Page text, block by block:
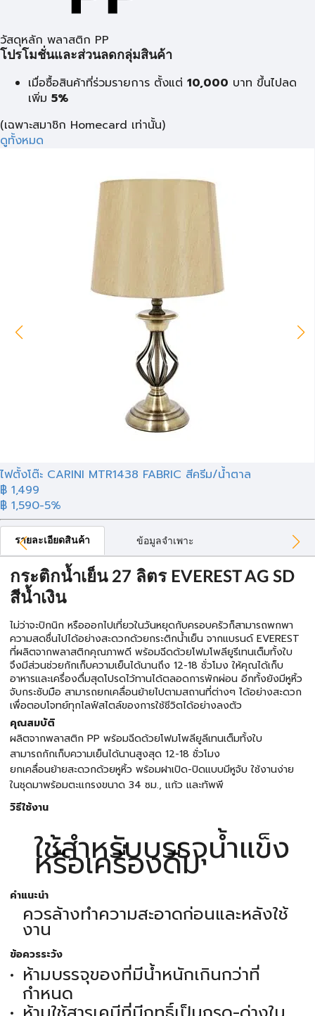
วัสดุหลัก พลาสติก PP
โปรโมชั่นและส่วนลดกลุ่มสินค้า
เมื่อซื้อสินค้าที่ร่วมรายการ ตั้งแต่ 10,000 บาท ขึ้นไปลด
เพิ่ม 5%
(เฉพาะสมาชิก Homecard เท่านั้น)
ดูทั้งหมด
ไฟตั้งโต๊ะ CARINI MTR1438 FABRIC สีครีม/น้ำตาล
฿ 1,499
฿ 1,590-5%
รายละเอียดสินค้า ข้อมูลจำเพาะ
กระติกน้ำเย็น 27 ลิตร EVEREST AG SD
สีน้ำเงิน
ไม่ว่าจะปิกนิก หรือออกไปเที่ยวในวันหยุดกับครอบครัวก็สามารถพกพา
ความสดชื่นไปได้อย่างสะดวกด้วยกระติกน้ำเย็น จากแบรนด์ EVEREST
ที่ผลิตจากพลาสติกคุณภาพดี พร้อมฉีดด้วยโฟมโพลียูรีเทนเต็มทั้งใบ
จึงมีส่วนช่วยกักเก็บความเย็นได้นานถึง 12-18 ชั่วโมง ให้คุณได้เก็บ
อาหารและเครื่องดื่มสุดโปรดไว้ทานได้ตลอดการพักผ่อน อีกทั้งยังมีหูหิ้ว
จับกระชับมือ สามารถยกเคลื่อนย้ายไปตามสถานที่ต่างๆ ได้อย่างสะดวก
เพื่อตอบโจทย์ทุกไลฟ์สไตล์ของการใช้ชีวิตได้อย่างลงตัว
คุณสมบัติ
ผลิตจากพลาสติก PP พร้อมฉีดด้วยโฟมโพลียูลีเทนเต็มทั้งใบ
สามารถกักเก็บความเย็นได้นานสูงสุด 12-18 ชั่วโมง
ยกเคลื่อนย้ายสะดวกด้วยหูหิ้ว พร้อมฝาเปิด-ปิดแบบมีหูจับ ใช้งานง่าย
ในชุดมาพร้อมตะแกรงขนาด 34 ซม., แก้ว และทัพพี
วิธีใช้งาน
ใช้สำหรับบรรจุน้ำแข็ง
หรือเครื่องดื่ม
คำแนะนำ
ควรล้างทำความสะอาดก่อนและหลังใช้
งาน
ข้อควรระวัง
ห้ามบรรจุของที่มีน้ำหนักเกินกว่าที่
กำหนด